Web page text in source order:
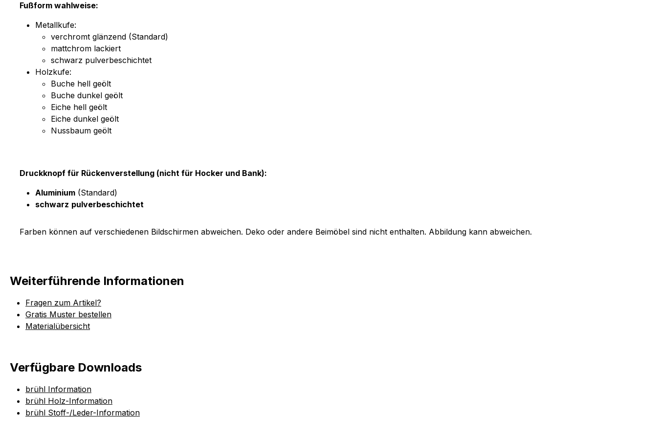
Fußform wahlweise:
Metallkufe:
verchromt glänzend (Standard)
mattchrom lackiert
schwarz pulverbeschichtet
Holzkufe:
Buche hell geölt
Buche dunkel geölt
Eiche hell geölt
Eiche dunkel geölt
Nussbaum geölt
Druckknopf für Rückenverstellung (nicht für Hocker und Bank):
Aluminium (Standard)
schwarz pulverbeschichtet
Farben können auf verschiedenen Bildschirmen abweichen. Deko oder andere Beimöbel sind nicht enthalten. Abbildung kann abweichen.
Weiterführende Informationen
Fragen zum Artikel?
Gratis Muster bestellen
Materialübersicht
Verfügbare Downloads
brühl Information
brühl Holz-Information
brühl Stoff-/Leder-Information